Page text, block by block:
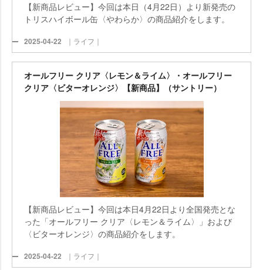
【新商品レビュー】今回は本日（4月22日）より新発売の
トリスハイボール缶〈やわらか〉の商品紹介をします。
2025-04-22 ｜ライフ｜
オールフリー クリア〈レモン＆ライム〉・オールフリー
クリア〈ビターオレンジ〉【新商品】（サントリー）
【新商品レビュー】今回は本日4月22日より全国発売とな
った「オールフリー クリア〈レモン＆ライム〉」および
〈ビターオレンジ〉の商品紹介をします。
2025-04-22 ｜ライフ｜